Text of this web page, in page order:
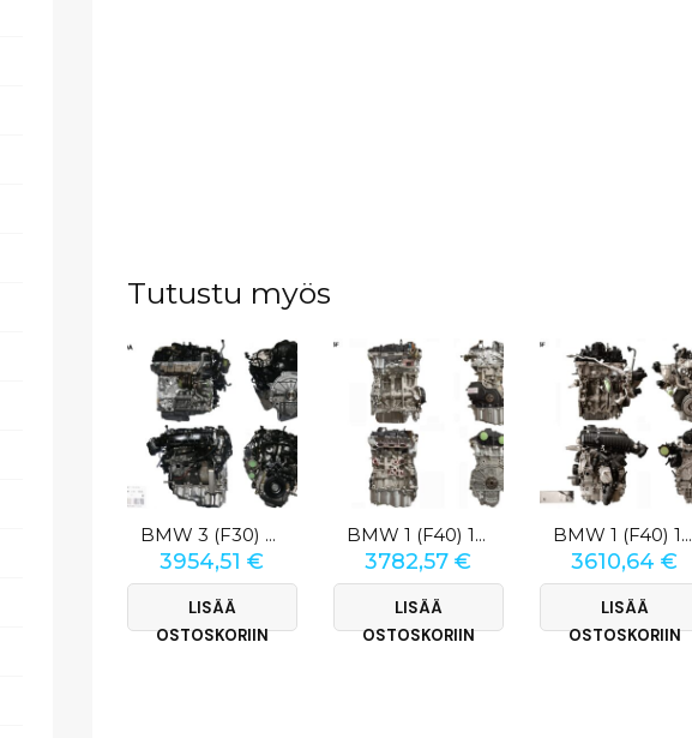
Tutustu myös
BMW 3 (F30) 330 E
3954,51€
LISÄÄ
OSTOSKORIIN
BMW 1 (F40) 116i
3782,57€
LISÄÄ
OSTOSKORIIN
BMW 1 (F40) 118i 1.5 TwinPower
3610,64€
LISÄÄ
OSTOSKORIIN